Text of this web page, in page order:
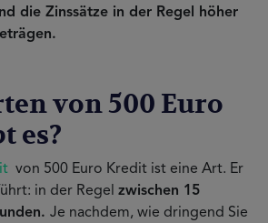
die Zinssätze in der Regel höher
von 500 Euro
es?
von 500 Euro Kredit ist eine Art. Er
in der Regel zwischen 15
Je nachdem, wie dringend Sie